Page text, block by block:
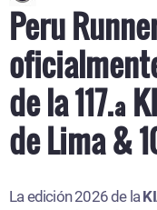
Peru
de la 117.ª
de Lima &
La edición 2026 de la